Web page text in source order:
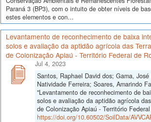
Paraná 3 (BP3), com o intuito de obter níveis de
estes elementos e con...
Levantamento de reconhecimento de baixa
solos e avaliação da aptidão agrícola das
de Colonização Apiaú - Território Federal de
Jul 4, 2023
Santos, Raphael David dos; Gama, José
Natividade Ferreira; Soares, Amarindo
"Levantamento de reconhecimento de
solos e avaliação da aptidão agrícola
de Colonização Apiaú - Território
https://doi.org/10.60502/SoilData/